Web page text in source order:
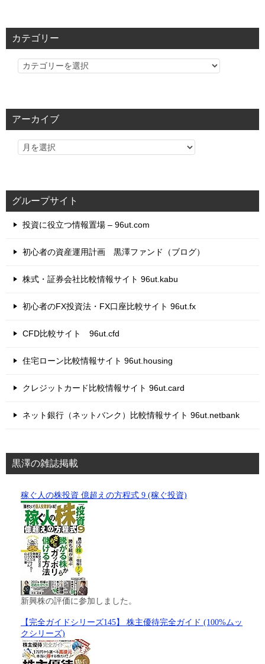
カテゴリー
カ
リ
アーカイブ
グループサイト
投資に役立つ情報置場 – 96ut.com
初心者の資産運用計画 黒澤ファンド（ブログ）
株式・証券会社比較情報サイト 96ut.kabu
初心者のFX投資法・FX口座比較サイト 96ut.fx
CFD比較サイト 96ut.cfd
住宅ローン比較情報サイト 96ut.housing
クレジットカード比較情報サイト 96ut.card
ネット銀行（ネットバンク）比較情報サイト 96ut.netbank
黒澤の雑誌掲載
稼ぐ人の株投資 億超えの方程式 9 (稼ぐ投資)
新興株の評価に参加しました。
【完全ガイドシリーズ145】 株主優待完全ガイド (100%ムッ
クシリーズ)